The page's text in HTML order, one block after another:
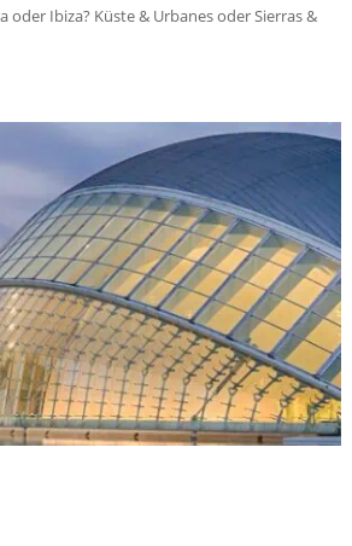
oder Ibiza? Küste & Urbanes oder Sierras &